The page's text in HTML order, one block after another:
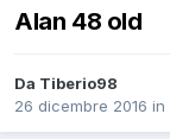
Alan 48 old
Da Tiberio98
26 dicembre 2016 in